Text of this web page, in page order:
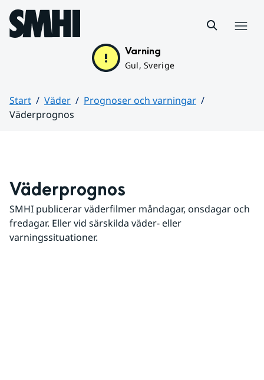
Hoppa till sidans innehåll
Varning
Gul, Sverige
Start Väder
Prognoser och varningar
Väderprognos
Väderprognos
SMHI publicerar väderfilmer måndagar, onsdagar och
fredagar. Eller vid särskilda väder- eller
varningssituationer.